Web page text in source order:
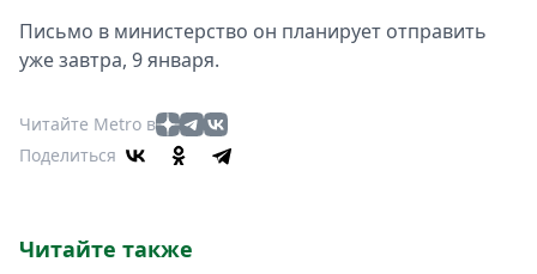
Письмо в министерство он планирует отправить
уже завтра, 9 января.
Читайте Metro в
Поделиться
Читайте также